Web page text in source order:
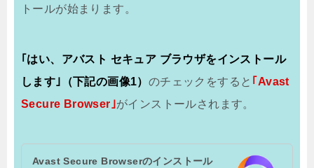
トールが始まります。
｢はい、アバスト セキュア ブラウザをインストール
します｣（下記の画像1） のチェックをすると ｢Avast
Secure Browser｣がインストールされます。
Avast Secure Browserのインストール